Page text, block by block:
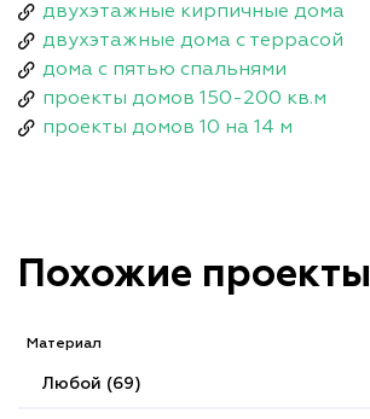
двухэтажные кирпичные дома
двухэтажные дома с террасой
дома с пятью спальнями
проекты домов 150-200 кв.м
проекты домов 10 на 14 м
Похожие проекты
Материал
Любой (69)